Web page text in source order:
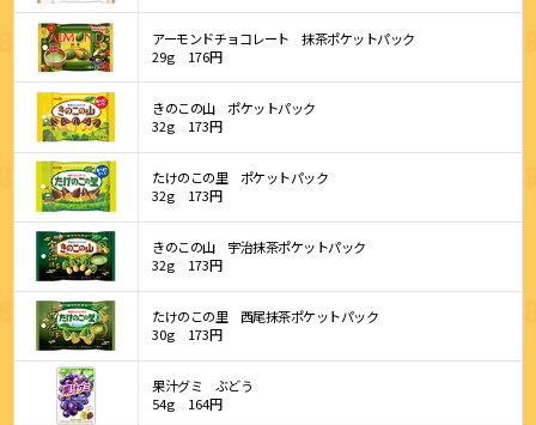
アーモンドチョコレート 抹茶ポケットパック
29g
176円
きのこの山 ポケットパック
32g
173円
たけのこの里 ポケットパック
32g
173円
きのこの山 宇治抹茶ポケットパック
32g
173円
たけのこの里 西尾抹茶ポケットパック
30g
173円
果汁グミ ぶどう
54g
164円